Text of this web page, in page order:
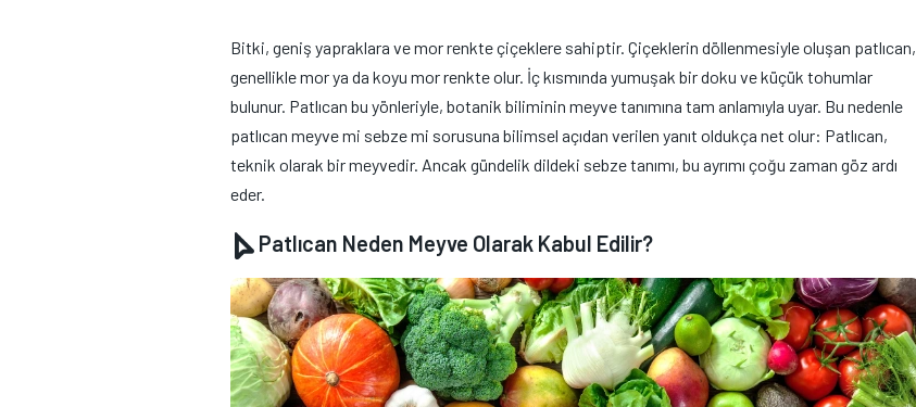
Bitki, geniş yapraklara ve mor renkte çiçeklere sahiptir. Çiçeklerin döllenmesiyle oluşan patlıcan,
genellikle mor ya da koyu mor renkte olur. İç kısmında yumuşak bir doku ve küçük tohumlar
bulunur. Patlıcan bu yönleriyle, botanik biliminin meyve tanımına tam anlamıyla uyar. Bu nedenle
patlıcan meyve mi sebze mi sorusuna bilimsel açıdan verilen yanıt oldukça net olur: Patlıcan,
teknik olarak bir meyvedir. Ancak gündelik dildeki sebze tanımı, bu ayrımı çoğu zaman göz ardı
eder.
Patlıcan Neden Meyve Olarak Kabul Edilir?